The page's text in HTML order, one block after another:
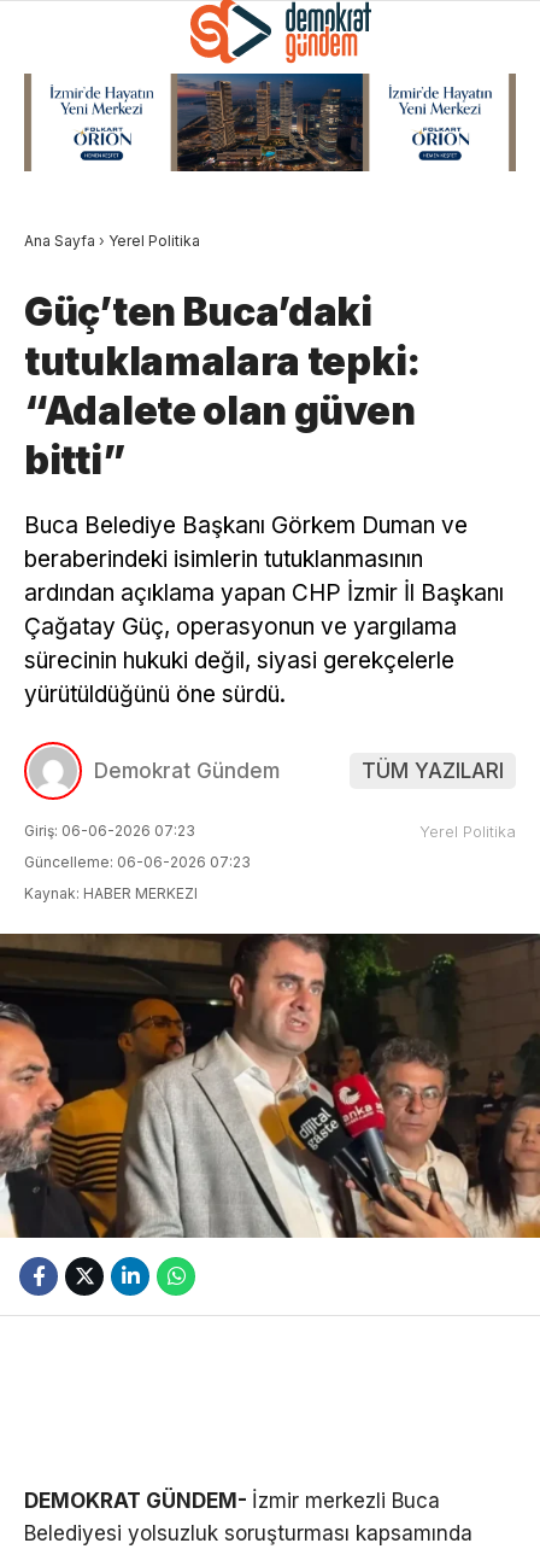
Ana Sayfa › Yerel Politika
Güç’ten Buca’daki
tutuklamalara tepki:
“Adalete olan güven
bitti”
Buca Belediye Başkanı Görkem Duman ve
beraberindeki isimlerin tutuklanmasının
ardından açıklama yapan CHP İzmir İl Başkanı
Çağatay Güç, operasyonun ve yargılama
sürecinin hukuki değil, siyasi gerekçelerle
yürütüldüğünü öne sürdü.
Demokrat Gündem TÜM YAZILARI
Giriş: 06-06-2026 07:23
Güncelleme: 06-06-2026 07:23
Kaynak: HABER MERKEZI
Yerel Politika
DEMOKRAT GÜNDEM- İzmir merkezli Buca
Belediyesi yolsuzluk soruşturması kapsamında